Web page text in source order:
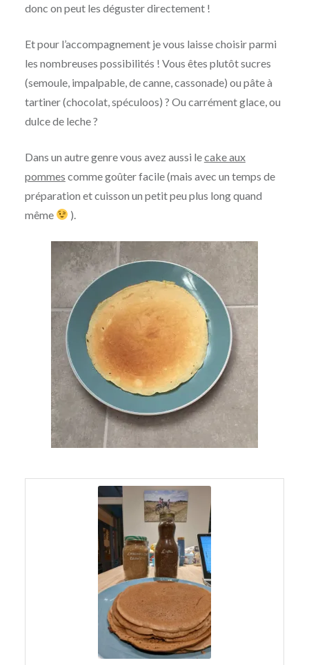
donc on peut les déguster directement !
Et pour l’accompagnement je vous laisse choisir parmi
les nombreuses possibilités ! Vous êtes plutôt sucres
(semoule, impalpable, de canne, cassonade) ou pâte à
tartiner (chocolat, spéculoos) ? Ou carrément glace, ou
dulce de leche ?
Dans un autre genre vous avez aussi lecake aux
pommes comme goûter facile (mais avec un temps de
préparation et cuisson un petit peu plus long quand
même
).